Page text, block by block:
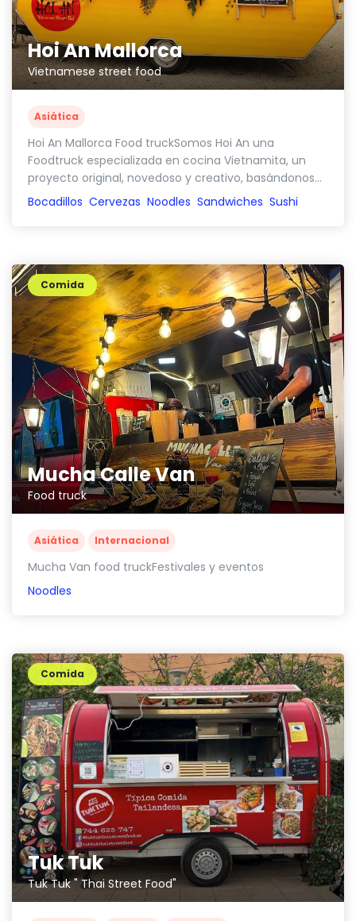
Hoi An Mallorca
Vietnamese street food
Asiática
Hoi An Mallorca Food truckSomos Hoi An una
Foodtruck especializada en cocina Vietnamita, un
proyecto original, novedoso y creativo, basándonos...
Bocadillos Cervezas Noodles Sandwiches Sushi
Mucha Calle Van
Food truck
Comida
Asiática Internacional
Mucha Van food truckFestivales y eventos
Noodles
Tuk Tuk
Tuk Tuk " Thai Street Food"
Comida